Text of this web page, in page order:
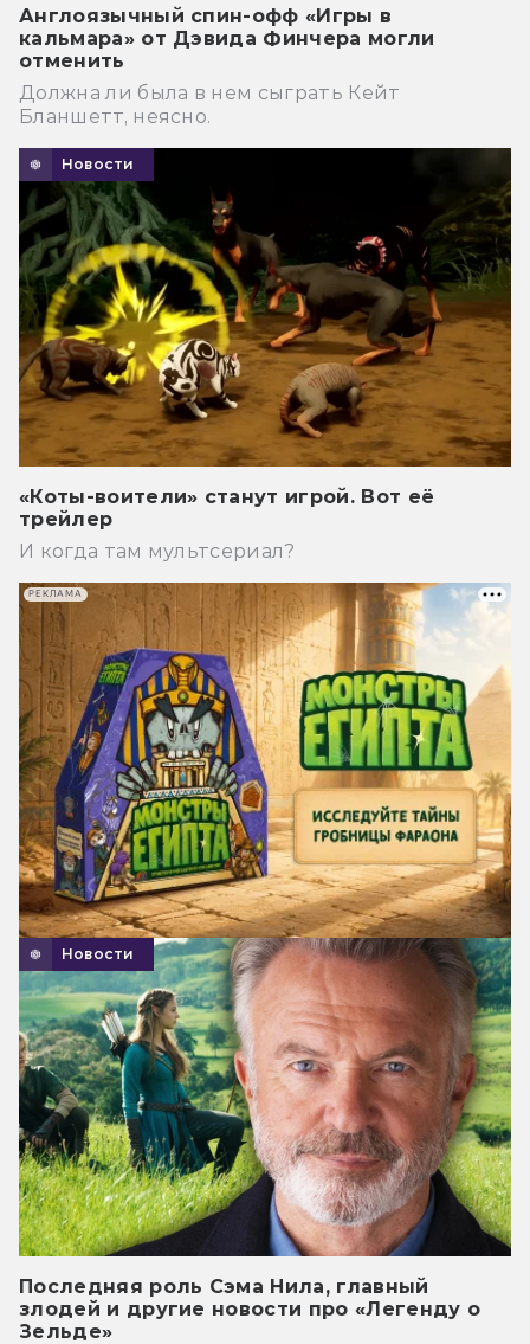
Англоязычный спин-офф «Игры в
кальмара» от Дэвида Финчера могли
отменить
Должна ли была в нем сыграть Кейт
Бланшетт, неясно.
Новости
«Коты-воители» станут игрой. Вот её
трейлер
И когда там мультсериал?
Новости
Последняя роль Сэма Нила, главный
злодей и другие новости про «Легенду о
Зельде»
РЕКЛАМА